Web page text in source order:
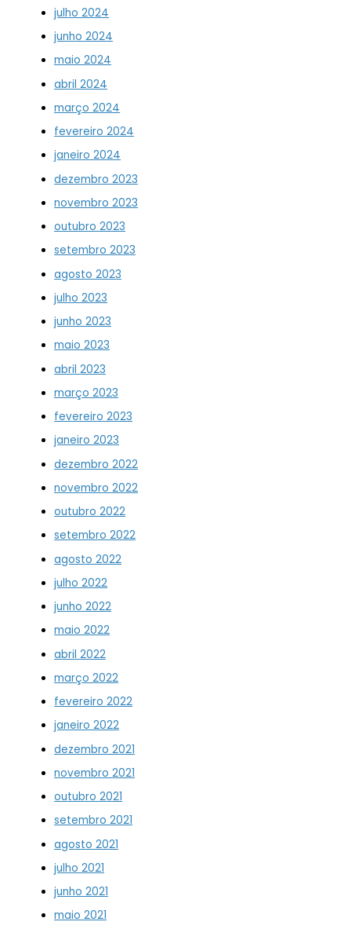
julho 2024
junho 2024
maio 2024
abril 2024
março 2024
fevereiro 2024
janeiro 2024
dezembro 2023
novembro 2023
outubro 2023
setembro 2023
agosto 2023
julho 2023
junho 2023
maio 2023
abril 2023
março 2023
fevereiro 2023
janeiro 2023
dezembro 2022
novembro 2022
outubro 2022
setembro 2022
agosto 2022
julho 2022
junho 2022
maio 2022
abril 2022
março 2022
fevereiro 2022
janeiro 2022
dezembro 2021
novembro 2021
outubro 2021
setembro 2021
agosto 2021
julho 2021
junho 2021
maio 2021